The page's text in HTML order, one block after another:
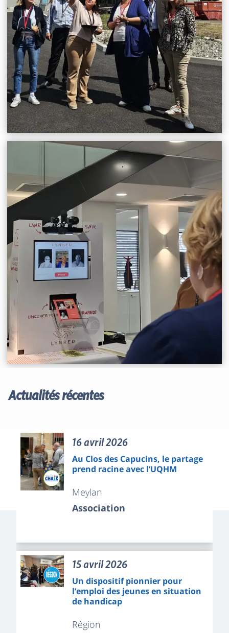
Actualités récentes
16 avril 2026
Au Clos des Capucins, le partage
prend racine avec l’UQHM
Meylan
Association
15 avril 2026
Un dispositif pionnier pour
l’emploi des jeunes en situation
de handicap
Région